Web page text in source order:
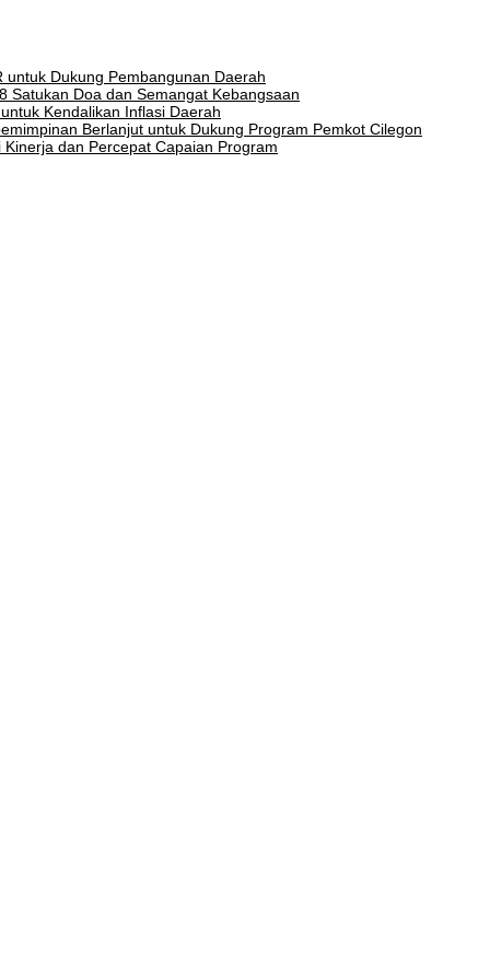
Dukung Pembangunan Daerah
Satukan Doa dan Semangat Kebangsaan
Kendalikan Inflasi Daerah
Berlanjut untuk Dukung Program Pemkot Cilegon
dan Percepat Capaian Program